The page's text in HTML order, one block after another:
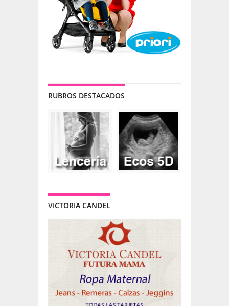
RUBROS DESTACADOS
VICTORIA CANDEL